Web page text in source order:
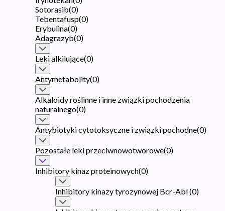
Sotorasib(0)
Tebentafusp(0)
Erybulina(0)
Adagrazyb(0)
Leki alkilujące(0)
Antymetabolity(0)
Alkaloidy roślinne i inne związki pochodzenia
naturalnego(0)
Antybiotyki cytotoksyczne i związki pochodne(0)
Pozostałe leki przeciwnowotworowe(0)
Inhibitory kinaz proteinowych(0)
Inhibitory kinazy tyrozynowej Bcr-Abl(0)